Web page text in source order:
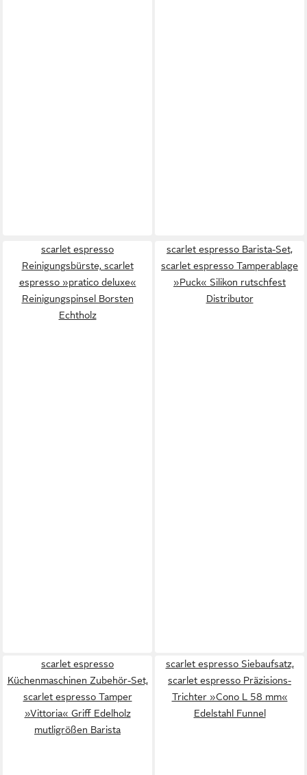
scarlet espresso
Reinigungsbürste, scarlet
espresso »pratico deluxe«
Reinigungspinsel Borsten
Echtholz
scarlet espresso Barista-Set,
scarlet espresso Tamperablage
»Puck« Silikon rutschfest
Distributor
scarlet espresso
Küchenmaschinen Zubehör-Set,
scarlet espresso Tamper
»Vittoria« Griff Edelholz
mutligrößen Barista
scarlet espresso Siebaufsatz,
scarlet espresso Präzisions-
Trichter »Cono L 58 mm«
Edelstahl Funnel